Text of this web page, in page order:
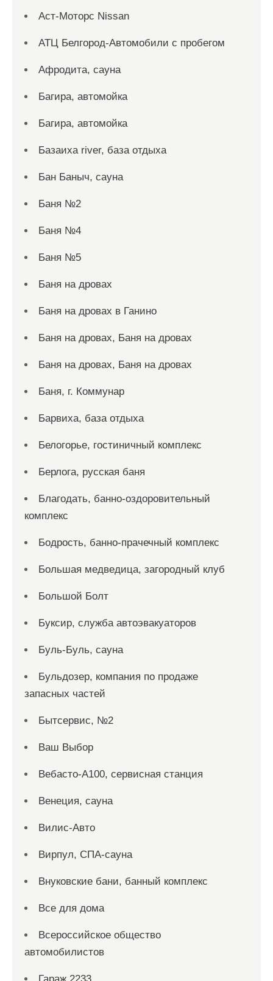
Аст-Моторс Nissan
АТЦ Белгород-Автомобили с пробегом
Афродита, сауна
Багира, автомойка
Багира, автомойка
Базаиха river, база отдыха
Бан Баныч, сауна
Баня №2
Баня №4
Баня №5
Баня на дровах
Баня на дровах в Ганино
Баня на дровах, Баня на дровах
Баня на дровах, Баня на дровах
Баня, г. Коммунар
Барвиха, база отдыха
Белогорье, гостиничный комплекс
Берлога, русская баня
Благодать, банно-оздоровительный
комплекс
Бодрость, банно-прачечный комплекс
Большая медведица, загородный клуб
Большой Болт
Буксир, служба автоэвакуаторов
Буль-Буль, сауна
Бульдозер, компания по продаже
запасных частей
Бытсервис, №2
Ваш Выбор
Вебасто-А100, сервисная станция
Венеция, сауна
Вилис-Авто
Вирпул, СПА-сауна
Внуковские бани, банный комплекс
Все для дома
Всероссийское общество
автомобилистов
Гараж 2233